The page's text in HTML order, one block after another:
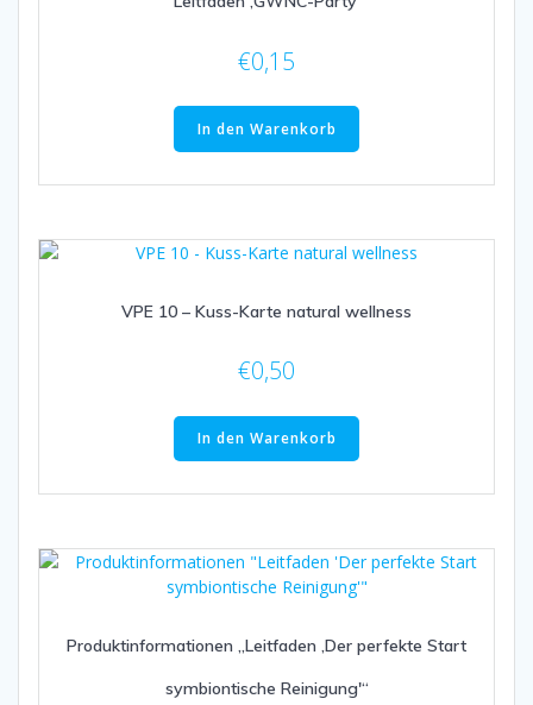
€0,15
In den Warenkorb
VPE 10 – Kuss-Karte natural wellness
€0,50
In den Warenkorb
Produktinformationen „Leitfaden ‚Der perfekte Start
symbiontische Reinigung'“